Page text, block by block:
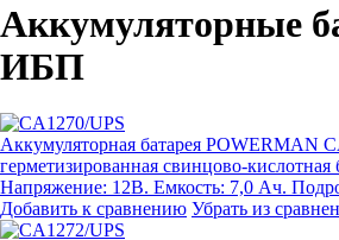
Аккумуляторные
ИБП
Аккумуляторная батарея POWERMAN
герметизированная свинцово-кислотная
Напряжение: 12В. Емкость: 7,0 Ач.
Добавить к сравнению Убрать из